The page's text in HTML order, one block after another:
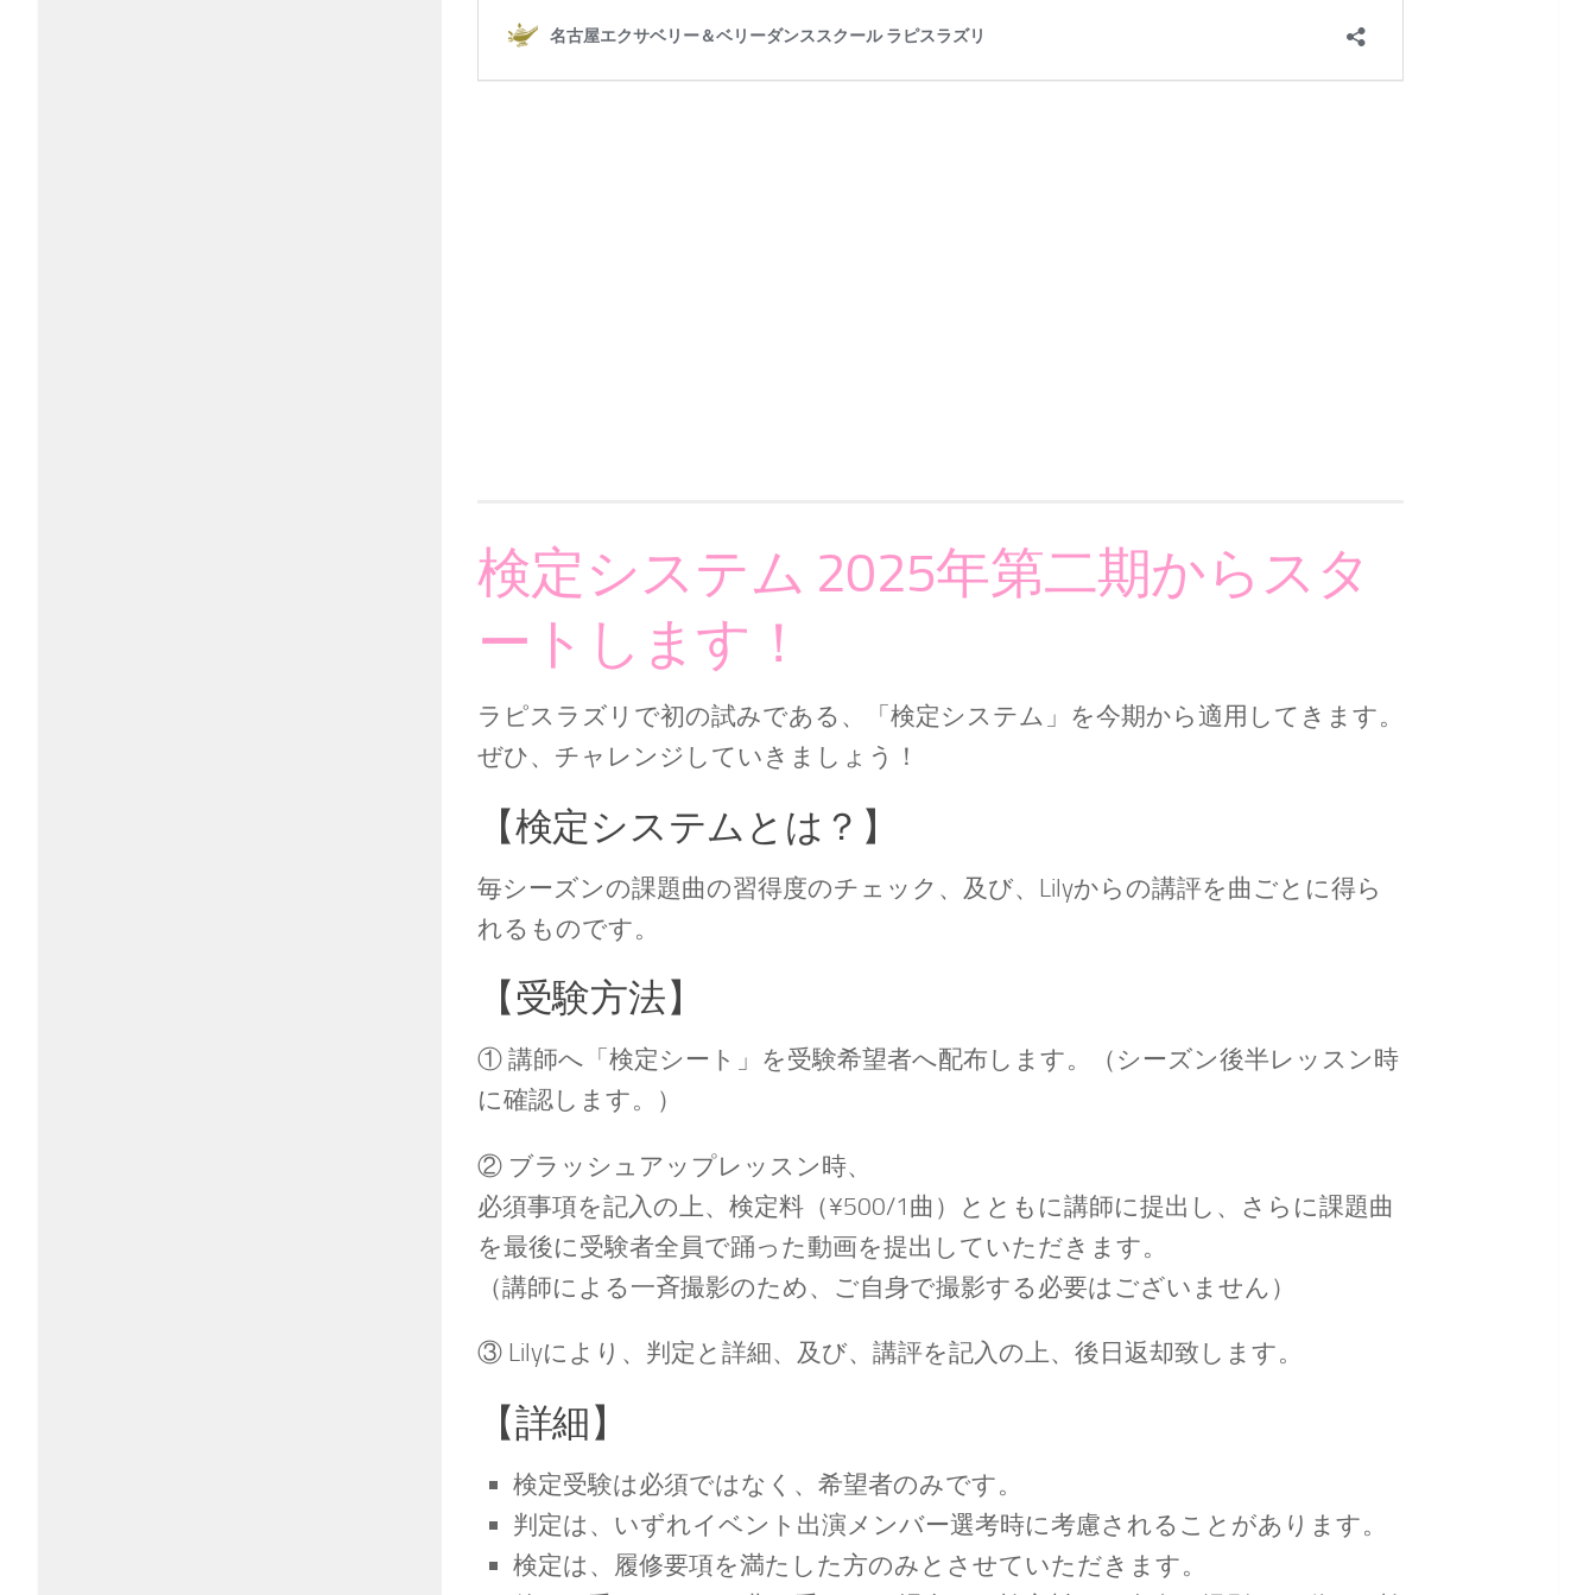
検定システム 2025年第二期からスタ
ートします！
ラピスラズリで初の試みである、「検定システム」を今期から適用してきます。
ぜひ、チャレンジしていきましょう！
【検定システムとは？】
毎シーズンの課題曲の習得度のチェック、及び、Lilyからの講評を曲ごとに得ら
れるものです。
【受験方法】
① 講師へ「検定シート」を受験希望者へ配布します。（シーズン後半レッスン時
に確認します。）
② ブラッシュアップレッスン時、
必須事項を記入の上、検定料（¥500/1曲）とともに講師に提出し、さらに課題曲
を最後に受験者全員で踊った動画を提出していただきます。
（講師による一斉撮影のため、ご自身で撮影する必要はございません）
③ Lilyにより、判定と詳細、及び、講評を記入の上、後日返却致します。
【詳細】
検定受験は必須ではなく、希望者のみです。
判定は、いずれイベント出演メンバー選考時に考慮されることがあります。
検定は、履修要項を満たした方のみとさせていただきます。